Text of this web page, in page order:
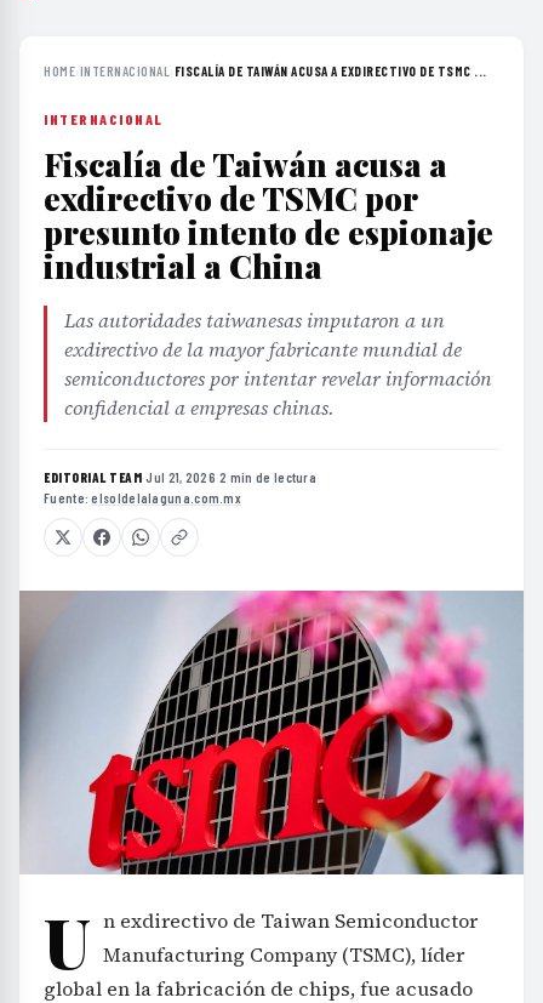
HOME›INTERNACIONAL › FISCALÍA DE TAIWÁN ACUSA A EXDIRECTIVO DE TSMC ...
INTERNACIONAL
Fiscalía de Taiwán acusa a
exdirectivo de TSMC por
presunto intento de espionaje
industrial a China
Las autoridades taiwanesas imputaron a un
exdirectivo de la mayor fabricante mundial de
semiconductores por intentar revelar información
confidencial a empresas chinas.
EDITORIAL TEAM·Jul 21, 2026·2 min de lectura·
Fuente:elsoldelalaguna.com.mx
U n exdirectivo de Taiwan Semiconductor
Manufacturing Company (TSMC), líder
global en la fabricación de chips, fue acusado